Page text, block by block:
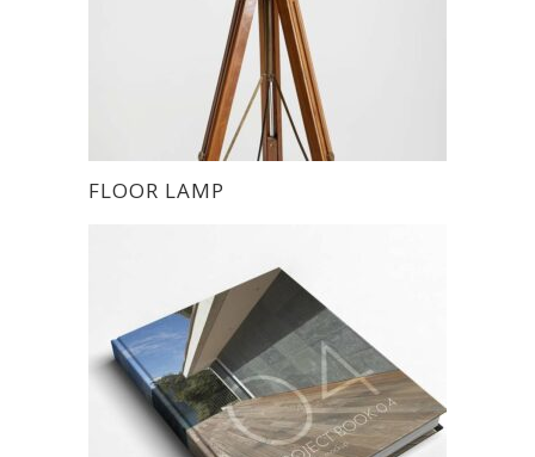
FLOOR LAMP